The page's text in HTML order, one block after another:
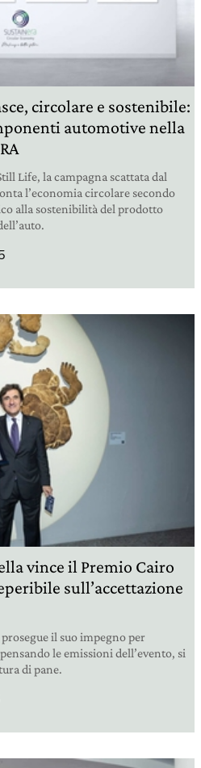
circolare e sostenibile:
automotive nella
Life, la campagna scattata dal
l’economia circolare secondo
alla sostenibilità del prodotto
vince il Premio Cairo
sull’accettazione
il suo impegno per
le emissioni dell’evento, si
di pane.